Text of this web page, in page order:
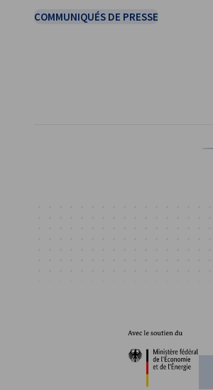
COMMUNIQUÉS DE PRESSE
Partenaires